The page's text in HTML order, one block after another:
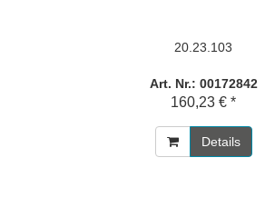
20.23.103
Art. Nr.: 00172842
160,23 € *
Details